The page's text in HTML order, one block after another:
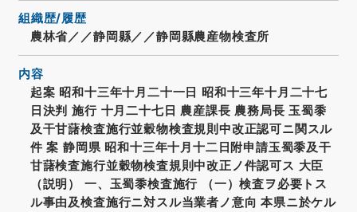
組織歴/履歴
農林省／／静岡縣／／静岡縣農産物検査所
内容
起案 昭和十三年十月二十一日 昭和十三年十月二十七
日決判 施行 十月二十七日 農産課長 農務局長 玉蜀黍
及干甘藷検査施行並穀物検査規則中改正認可ニ関スル
件 案 静岡県 昭和十三年十月十二日附申請玉蜀黍及干
甘藷検査施行並穀物検査規則中改正ノ件認可ス 大臣
（説明） 一、玉蜀黍検査施行 （一）検査ヲ必要トス
ル事由及検査施行ニ対スル当業者ノ意向 本県ニ於ケル